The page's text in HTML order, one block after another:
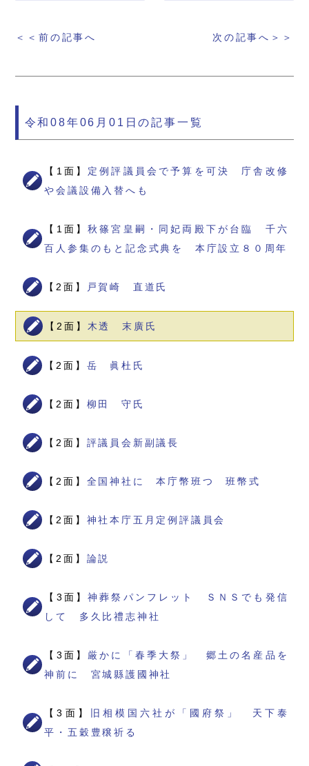
＜＜前の記事へ 次の記事へ＞＞
令和08年06月01日の記事一覧
【1面】 定例評議員会で予算を可決 庁舎改修
や会議設備入替へも
【1面】秋篠宮皇嗣・同妃両殿下が台臨 千六
百人参集のもと記念式典を 本庁設立８０周年
【2面】 戸賀崎 直道氏
【2面】 木透 末廣氏
【2面】 岳 眞杜氏
【2面】 柳田 守氏
【2面】 評議員会新副議長
【2面】 全国神社に 本庁幣班つ 班幣式
【2面】 神社本庁五月定例評議員会
【2面】 論説
【3面】神葬祭パンフレット ＳＮＳでも発信
して 多久比禮志神社
【3面】 厳かに「春季大祭」 郷土の名産品を
神前に 宮城縣護國神社
【3面】
旧相模国六社が「國府祭」 天下泰
平・五穀豊穣祈る